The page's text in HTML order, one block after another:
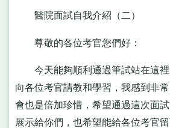
醫院面試自我介紹（二）
尊敬的各位考官您們好：
今天能夠順利通過筆試站在這裡
向各位考官請教和學習，我感到非
會也是倍加珍惜，希望通過這次面
展示給你們，也希望能給各位考官留